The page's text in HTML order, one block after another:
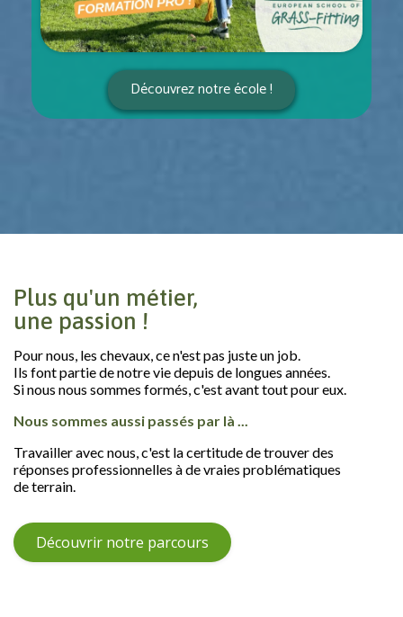
Découvrez notre école !
Plus qu'un métier,
une passion !
Pour nous, les chevaux, ce n'est pas juste un job.
Ils font partie de notre vie depuis de longues années.
Si nous nous sommes formés, c'est avant tout pour eux.
Nous sommes aussi passés par là ...
Travailler avec nous, c'est la certitude de trouver des
réponses professionnelles à de vraies problématiques
de terrain.
Découvrir notre parcours